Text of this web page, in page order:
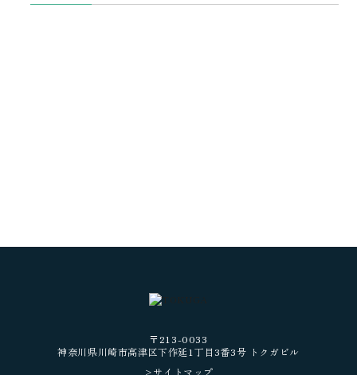
〒213-0033
神奈川県川崎市高津区下作延1丁目3番3号 トクガビル
>サイトマップ